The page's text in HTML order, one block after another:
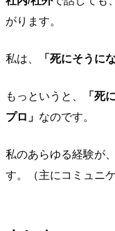
がります。
私は、 「死にそうに
もっというと、
「死
プロ」 なのです。
私のあらゆる経験が
す。（主にコミュニ